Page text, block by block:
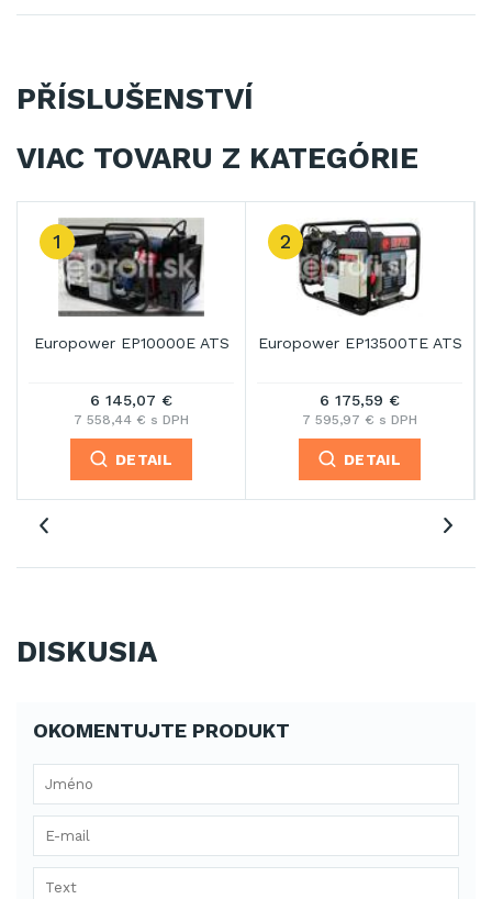
PŘÍSLUŠENSTVÍ
VIAC TOVARU Z KATEGÓRIE
1
Europower EP10000E ATS
6 145,07 €
7 558,44 € s DPH
DETAIL
2
Europower EP13500TE ATS
6 175,59 €
7 595,97 € s DPH
DETAIL
DISKUSIA
OKOMENTUJTE PRODUKT